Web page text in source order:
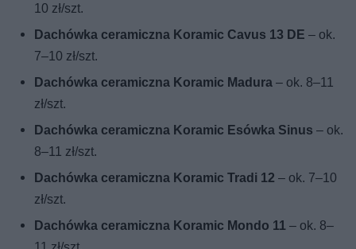
10 zł/szt.
Dachówka ceramiczna Koramic Cavus 13 DE – ok.
7–10 zł/szt.
Dachówka ceramiczna Koramic Madura – ok. 8–11
zł/szt.
Dachówka ceramiczna Koramic Esówka Sinus – ok.
8–11 zł/szt.
Dachówka ceramiczna Koramic Tradi 12 – ok. 7–10
zł/szt.
Dachówka ceramiczna Koramic Mondo 11 – ok. 8–